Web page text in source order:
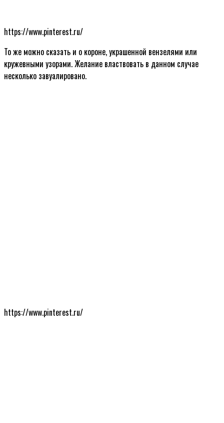
https://www.pinterest.ru/
То же можно сказать и о короне, украшенной вензелями или
кружевными узорами. Желание властвовать в данном случае
несколько завуалировано.
https://www.pinterest.ru/